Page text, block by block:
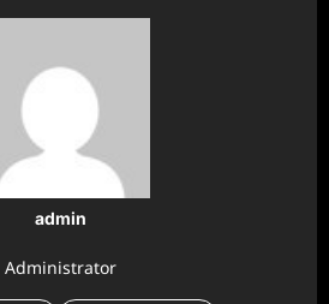
admin
Administrator